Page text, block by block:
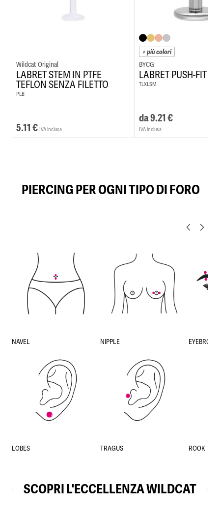
Wildcat Original
LABRET STEM IN PTFE
TEFLON SENZA FILETTO
PLB
5.11€ IVA inclusa
+ più colori
BYCG
LABRET PUSH-FIT
TLXLSM
da9.21€
IVA inclusa
PIERCING PER OGNI TIPO DI FORO
NAVEL NIPPLE EYEBROW
LOBES TRAGUS ROOK
SCOPRI L'ECCELLENZA WILDCAT